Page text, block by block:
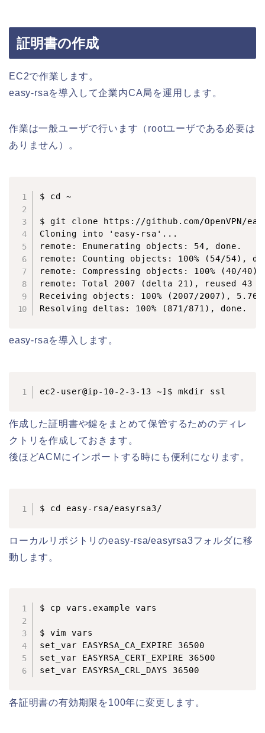
証明書の作成
EC2で作業します。
easy-rsaを導入して企業内CA局を運用します。
作業は一般ユーザで行います（rootユーザである必要は
ありません）。
$ cd ~
$ git clone https://github.com/OpenVPN/
Cloning into 'easy-rsa'...
remote: Enumerating objects: 54, done.
remote: Counting objects: 100% (54/54),
remote: Compressing objects: 100% (40/
remote: Total 2007 (delta 21), reused 43
Receiving objects: 100% (2007/2007),
easy-rsaを導入します。
ec2-user@ip-10-2-3-13 ~]$ mkdir ssl
作成した証明書や鍵をまとめて保管するためのディレ
クトリを作成しておきます。
後ほどACMにインポートする時にも便利になります。
$ cd easy-rsa/easyrsa3/
ローカルリポジトリのeasy-rsa/easyrsa3フォルダに移
動します。
$ cp vars.example vars
$ vim vars
set_var EASYRSA_CA_EXPIRE 36500
set_var EASYRSA_CERT_EXPIRE 36500
set_var EASYRSA_CRL_DAYS 36500
各証明書の有効期限を100年に変更します。